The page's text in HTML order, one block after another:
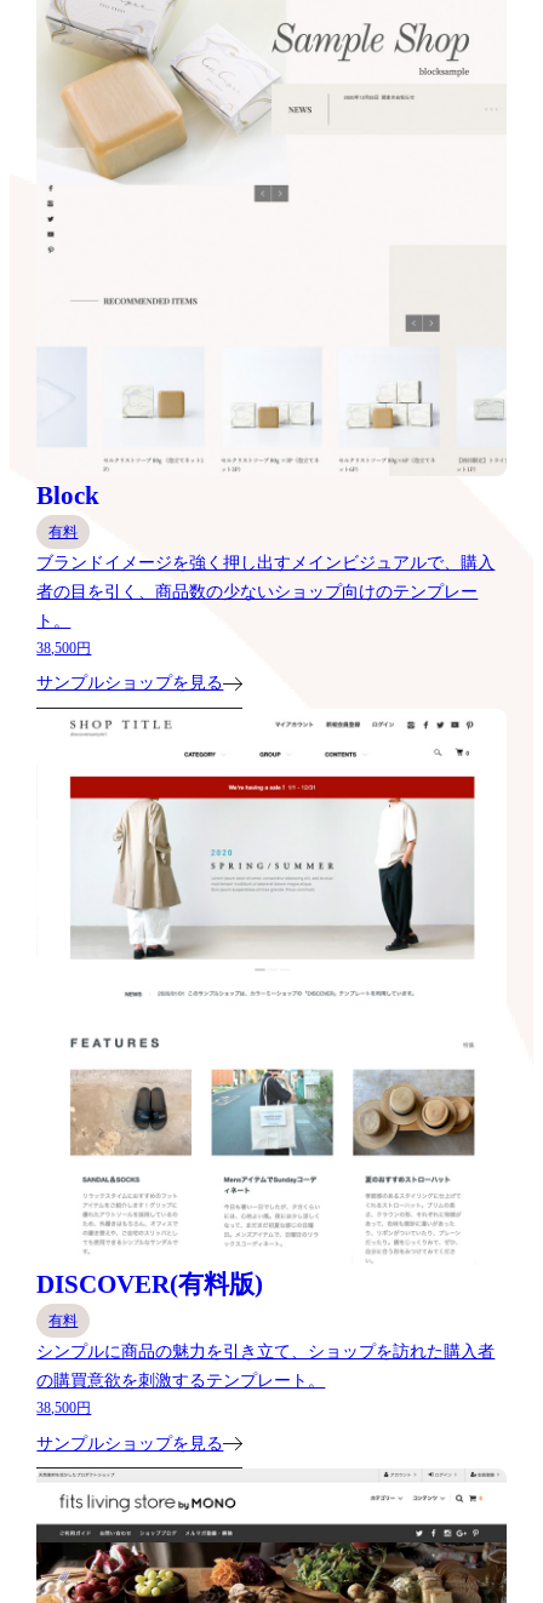
Block
有料
ブランドイメージを強く押し出すメインビジュアルで、購入
者の目を引く、商品数の少ないショップ向けのテンプレー
ト。
38,500円
サンプルショップを見る
DISCOVER(有料版)
有料
シンプルに商品の魅力を引き立て、ショップを訪れた購入者
の購買意欲を刺激するテンプレート。
38,500円
サンプルショップを見る